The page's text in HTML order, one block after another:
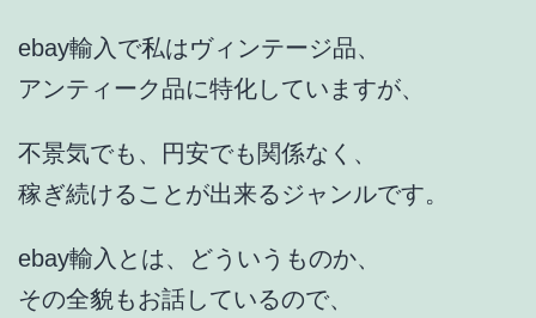
ebay輸入で私はヴィンテージ品、
アンティーク品に特化していますが、
不景気でも、円安でも関係なく、
稼ぎ続けることが出来るジャンルです。
ebay輸入とは、どういうものか、
その全貌もお話しているので、